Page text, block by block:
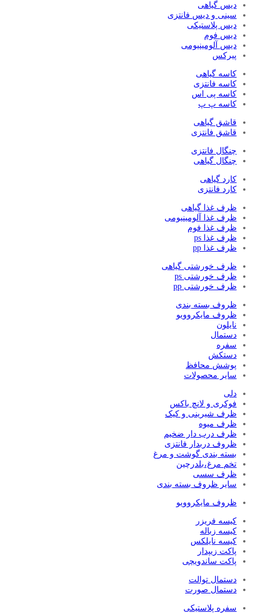
دیس گیاهی
سینی و دیس فانتزی
دیس پلاستیکی
دیس فوم
دیس آلومینیومی
پیرکس
کاسه گیاهی
کاسه فانتزی
کاسه پی اس
کاسه پ پ
قاشق گیاهی
قاشق فانتزی
چنگال فانتزی
چنگال گیاهی
کارد گیاهی
کارد فانتزی
ظرف غذا گیاهی
ظرف غذا آلومینیومی
ظرف غذا فوم
ظرف غذا ps
ظرف غذا pp
ظرف خورشتی گیاهی
ظرف خورشتی ps
ظرف خورشتی pp
ظروف بسته بندی
ظروف مایکروویو
نایلون
دستمال
سفره
دستکش
پوشش محافظ
سایر محصولات
دلی
فوکری و لانچ باکس
ظرف شیرینی و کیک
ظرف میوه
ظرف درب دار ضخیم
ظروف دربدار فانتزی
بسته بندی گوشت و مرغ
تخم مرغ،بلدرچین
ظرف سسی
سایر ظروف بسته بندی
ظروف مایکروویو
کیسه فریزر
کیسه زباله
کیسه نایلکس
پاکت زیپدار
پاکت ساندویچی
دستمال توالت
دستمال صورت
سفره پلاستیکی